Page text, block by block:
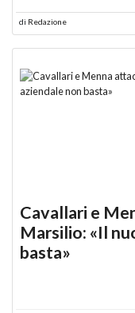
di Redazione
Cavallari e
Marsilio: «Il
basta»